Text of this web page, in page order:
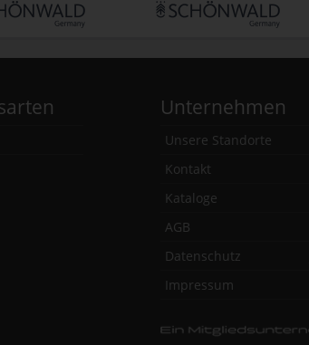
Unternehmen
Unsere Standorte
Kontakt
Kataloge
AGB
Datenschutz
Impressum